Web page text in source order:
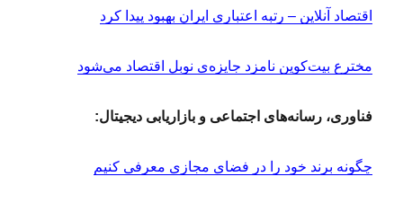
اقتصاد آنلاین – رتبه اعتباری ایران بهبود پیدا کرد
مخترع بیت‌کوین نامزد جایزه‌ی نوبل اقتصاد می‌شود
فناوری، رسانه‌های اجتماعی و بازاریابی دیجیتال:
چگونه برند خود را در فضای مجازی معرفی کنیم